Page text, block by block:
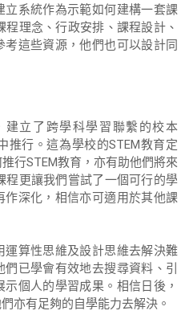
系統作為示範如何建構一套課
理念、行政安排、課程設計、
這些資源，他們也可以設計同
立了跨學科學習聯繫的校本
推行。這為學校的STEM教育定
行STEM教育，亦有助他們將來
程更讓我們嘗試了一個可行的學
深化，相信亦可適用於其他課
算性思維及設計思維去解決難
已學會有效地去搜尋資料、引
個人的學習成果。相信日後，
亦有足夠的自學能力去解決。